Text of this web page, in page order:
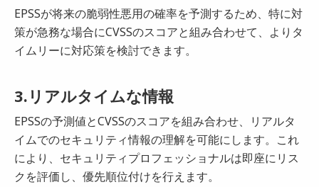
EPSSが将来の脆弱性悪用の確率を予測するため、特に対
策が急務な場合にCVSSのスコアと組み合わせて、よりタ
イムリーに対応策を検討できます。
3.リアルタイムな情報
EPSSの予測値とCVSSのスコアを組み合わせ、リアルタ
イムでのセキュリティ情報の理解を可能にします。これ
により、セキュリティプロフェッショナルは即座にリス
クを評価し、優先順位付けを行えます。